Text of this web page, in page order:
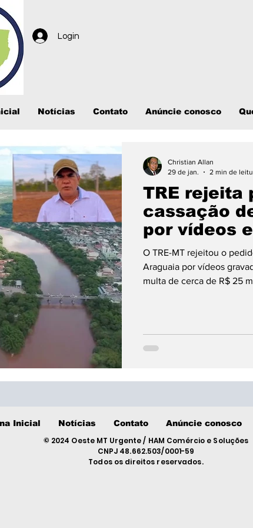
Login
Notícias Contato Anúncie conosco
TRE rejeita
cassação
por vídeos
O TRE-MT rejeitou o
Araguaia por vídeos
multa de cerca de R$ 25
Christian Allan
29 de jan.
2 min de
Inicial Notícias Contato Anúncie conosco
© 2024 Oeste MT Urgente / HAM Comércio e Soluções
CNPJ 48.662.503/0001-59
Todos os direitos reservados.